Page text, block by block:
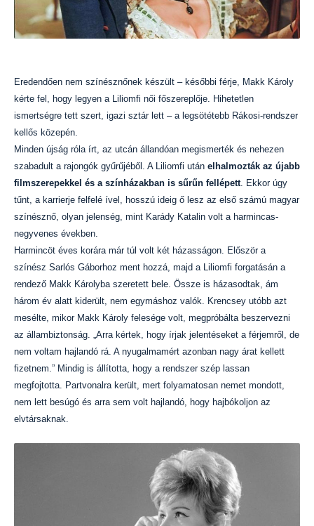
Eredendően nem színésznőnek készült – későbbi férje, Makk Károly
kérte fel, hogy legyen a Liliomfi női főszereplője. Hihetetlen
ismertségre tett szert, igazi sztár lett – a legsötétebb Rákosi-rendszer
kellős közepén.
Minden újság róla írt, az utcán állandóan megismerték és nehezen
szabadult a rajongók gyűrűjéből. A Liliomfi után elhalmozták az újabb
filmszerepekkel és a színházakban is sűrűn fellépett . Ekkor úgy
tűnt, a karrierje felfelé ível, hosszú ideig ő lesz az első számú magyar
színésznő, olyan jelenség, mint Karády Katalin volt a harmincas-
negyvenes években.
Harmincöt éves korára már túl volt két házasságon. Először a
színész Sarlós Gáborhoz ment hozzá, majd a Liliomfi forgatásán a
rendező Makk Károlyba szeretett bele. Össze is házasodtak, ám
három év alatt kiderült, nem egymáshoz valók. Krencsey utóbb azt
mesélte, mikor Makk Károly felesége volt, megpróbálta beszervezni
az állambiztonság. „Arra kértek, hogy írjak jelentéseket a férjemről, de
nem voltam hajlandó rá. A nyugalmamért azonban nagy árat kellett
fizetnem.” Mindig is állította, hogy a rendszer szép lassan
megfojtotta. Partvonalra került, mert folyamatosan nemet mondott,
nem lett besúgó és arra sem volt hajlandó, hogy hajbókoljon az
elvtársaknak.